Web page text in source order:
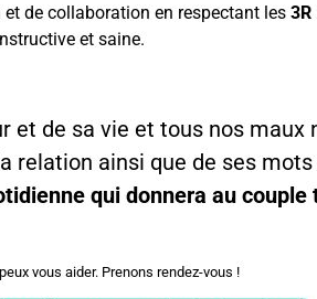
et de collaboration en respectant les 3R
et saine.
et de sa vie et tous nos maux
relation ainsi que de ses
qui donnera au
vous aider. Prenons rendez-vous !